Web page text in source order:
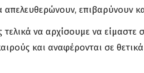
απελευθερώνουν, επιβαρύνουν
να αρχίσουμε να είμαστε
και αναφέρονται σε